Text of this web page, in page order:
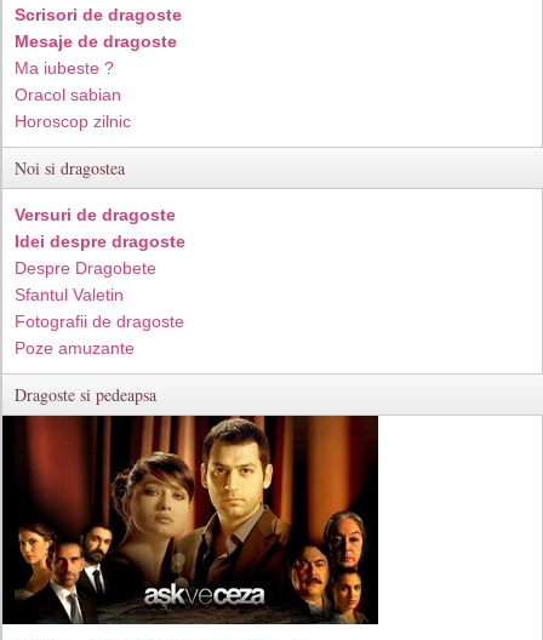
Scrisori de dragoste
Mesaje de dragoste
Ma iubeste ?
Oracol sabian
Horoscop zilnic
Noi si dragostea
Versuri de dragoste
Idei despre dragoste
Despre Dragobete
Sfantul Valetin
Fotografii de dragoste
Poze amuzante
Dragoste si pedeapsa